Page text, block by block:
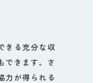
きる充分な収
できます。さ
力が得られる